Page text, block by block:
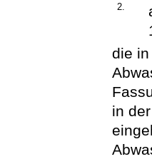
2.
die
in